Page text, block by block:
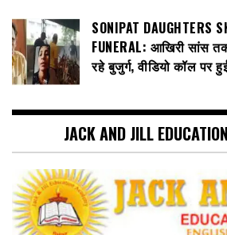
SONIPAT DAUGHTERS
FUNERAL: आखिरी सांस
रहे बुजुर्ग, वीडियो कॉल पर
JACK AND JILL